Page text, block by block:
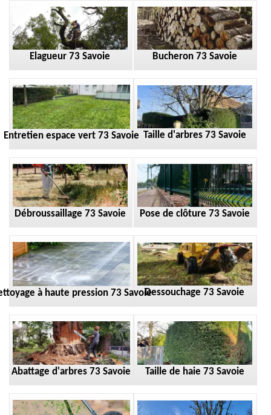
Elagueur 73 Savoie Bucheron 73 Savoie
Entretien espace vert 73 Savoie Taille d'arbres 73 Savoie
Débroussaillage 73 Savoie Pose de clôture 73 Savoie
à haute pression 73 SavoieDessouchage 73 Savoie
Abattage d'arbres 73 Savoie Taille de haie 73 Savoie